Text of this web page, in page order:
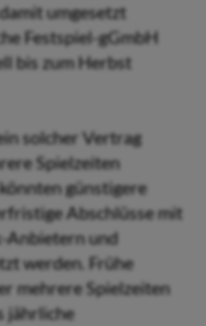
umgesetzt
Festspiel-gGmbH
bis zum Herbst
solcher Vertrag
Spielzeiten
günstigere
Abschlüsse mit
Anbietern und
werden. Frühe
mehrere Spielzeiten
jährliche